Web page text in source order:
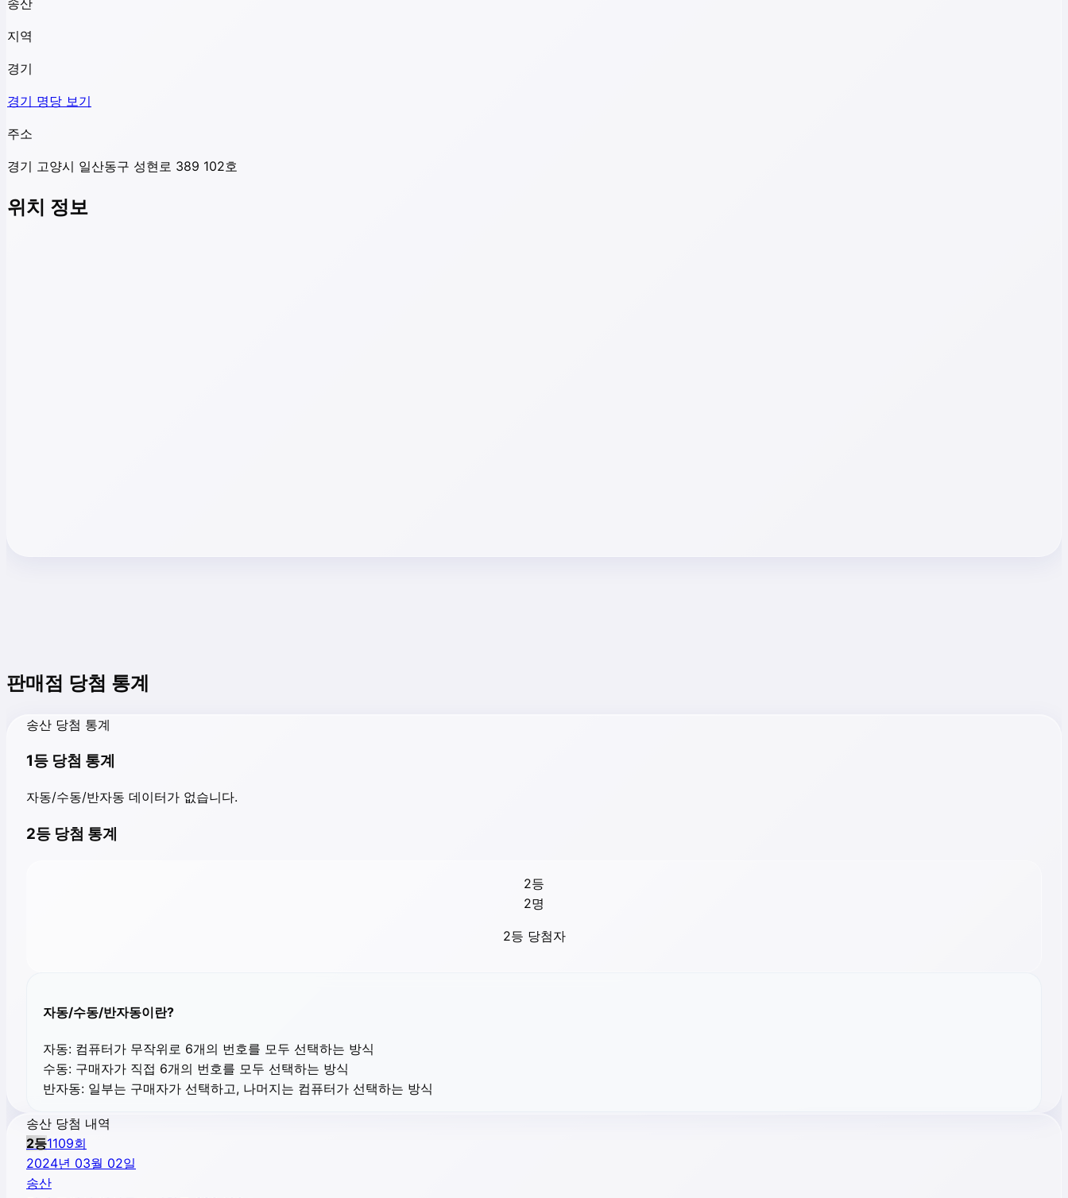
송산
지역
경기
경기 명당 보기
주소
경기 고양시 일산동구 성현로 389 102호
위치 정보
판매점 당첨 통계
송산 당첨 통계
1등 당첨 통계
자동/수동/반자동 데이터가 없습니다.
2등 당첨 통계
2등
2명
2등 당첨자
자동/수동/반자동이란?
자동: 컴퓨터가 무작위로 6개의 번호를 모두 선택하는 방식
수동: 구매자가 직접 6개의 번호를 모두 선택하는 방식
반자동: 일부는 구매자가 선택하고, 나머지는 컴퓨터가 선택하는 방식
송산 당첨 내역
2등1109회
2024년 03월 02일
송산